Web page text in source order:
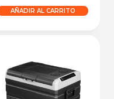
AÑADIR AL CARRITO